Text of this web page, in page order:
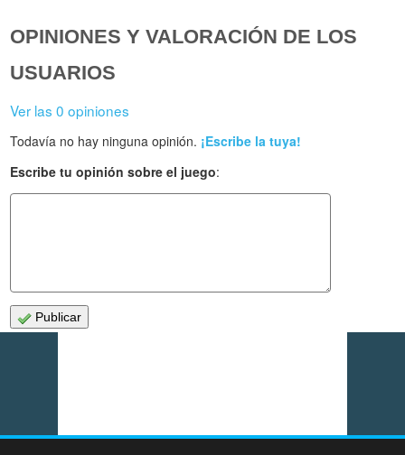
OPINIONES Y VALORACIÓN DE LOS
USUARIOS
Ver las 0 opiniones
Todavía no hay ninguna opinión. ¡Escribe la tuya!
Escribe tu opinión sobre el juego:
Publicar